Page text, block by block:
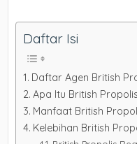
Daftar Isi
Daftar Agen British
Apa Itu British
Manfaat British
Kelebihan British